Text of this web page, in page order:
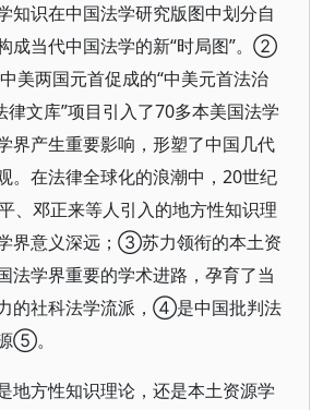
知识在中国法学研究版图中划分自
成当代中国法学的新“时局图”。②
美两国元首促成的“中美元首法治
律文库”项目引入了70多本美国法学
界产生重要影响，形塑了中国几代
。在法律全球化的浪潮中，20世纪
、邓正来等人引入的地方性知识理
界意义深远；③苏力领衔的本土资
法学界重要的学术进路，孕育了当
的社科法学流派，④是中国批判法
⑤。
地方性知识理论，还是本土资源学